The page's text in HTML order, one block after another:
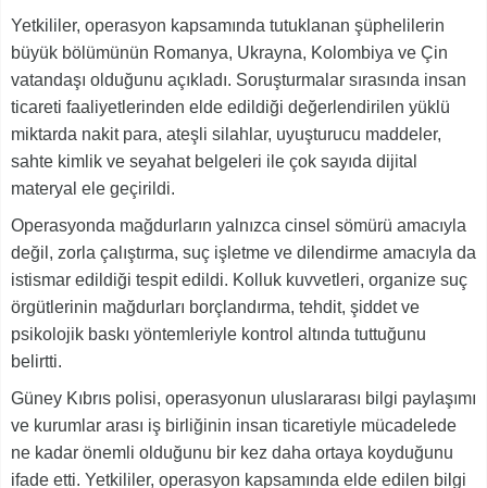
Yetkililer, operasyon kapsamında tutuklanan şüphelilerin
büyük bölümünün Romanya, Ukrayna, Kolombiya ve Çin
vatandaşı olduğunu açıkladı. Soruşturmalar sırasında insan
ticareti faaliyetlerinden elde edildiği değerlendirilen yüklü
miktarda nakit para, ateşli silahlar, uyuşturucu maddeler,
sahte kimlik ve seyahat belgeleri ile çok sayıda dijital
materyal ele geçirildi.
Operasyonda mağdurların yalnızca cinsel sömürü amacıyla
değil, zorla çalıştırma, suç işletme ve dilendirme amacıyla da
istismar edildiği tespit edildi. Kolluk kuvvetleri, organize suç
örgütlerinin mağdurları borçlandırma, tehdit, şiddet ve
psikolojik baskı yöntemleriyle kontrol altında tuttuğunu
belirtti.
Güney Kıbrıs polisi, operasyonun uluslararası bilgi paylaşımı
ve kurumlar arası iş birliğinin insan ticaretiyle mücadelede
ne kadar önemli olduğunu bir kez daha ortaya koyduğunu
ifade etti. Yetkililer, operasyon kapsamında elde edilen bilgi